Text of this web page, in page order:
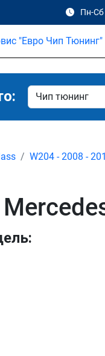
Пн-Сб
W204 - 2008 -